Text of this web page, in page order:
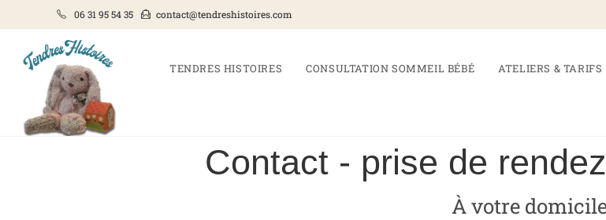
06 31 95 54 35 contact@tendreshistoires.com
TENDRES HISTOIRES CONSULTATION SOMMEIL BÉBÉ ATELIERS & TARIFS
Contact - prise de
À votre